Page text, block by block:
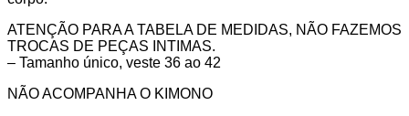
ATENÇÃO PARA A TABELA DE MEDIDAS, NÃO FAZEMOS
TROCAS DE PEÇAS INTIMAS.
– Tamanho único, veste 36 ao 42
NÃO ACOMPANHA O KIMONO